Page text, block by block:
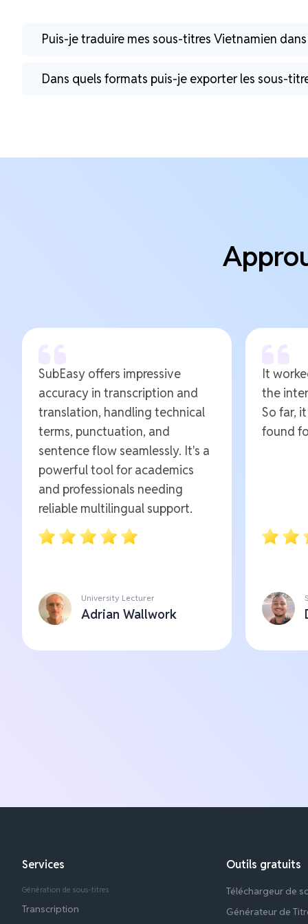
Puis-je traduire mes sous-titres Vietnamien
Dans quels formats puis-je exporter les sous-
SubEasy offers impressive
accuracy in transcription and
translation, handling technical
terms, punctuation, and
sentence flow seamlessly. It's a
powerful tool for academics
and professionals needing
reliable multilingual support.
University Lecturer
Adrian Wallwork
It
the
So far,
found
Services
Génération de sous-titres
Transcription
Outils gratuits
Téléchargeur de
Générateur de